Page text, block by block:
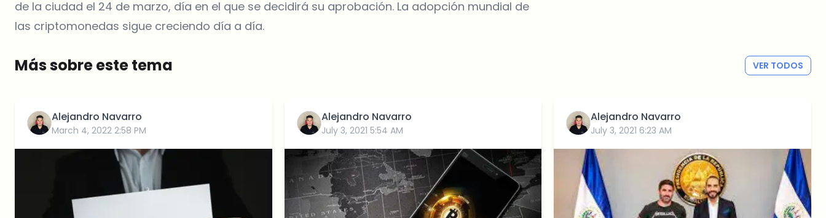
de la ciudad el 24 de marzo, día en el que se decidirá su aprobación. La adopción mundial de
las criptomonedas sigue creciendo día a día.
Más sobre este tema VER TODOS
Alejandro Navarro
March 4, 2022 2:58 PM
Alejandro Navarro
July 3, 2021 5:54 AM
Alejandro Navarro
July 3, 2021 6:23 AM